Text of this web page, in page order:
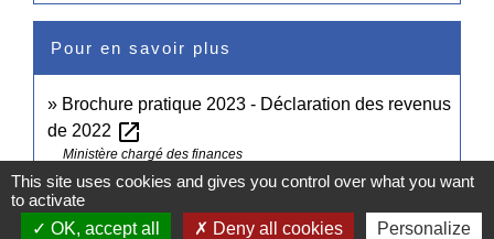
Pour en savoir plus
Brochure pratique 2023 - Déclaration des revenus
de 2022 open_in_new
Ministère chargé des finances
Signaler une erreur sur cette page
This site uses cookies and gives you control over what you want
to activate
OK, accept all
Deny all cookies Personalize